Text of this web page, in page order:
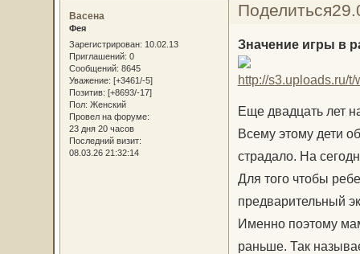
Поделиться
Васена
Фея
Зарегистрирован: 10.02.13
Приглашений: 0
Сообщений: 8645
Уважение: [+3461/-5]
Позитив: [+8693/-17]
Пол: Женский
Провел на форуме:
23 дня 20 часов
Последний визит:
08.03.26 21:32:14
Значение игры в
Еще двадцать лет
Всему этому дети
страдало. На
Для того чтобы
предварительный
Именно поэтому
раньше. Так